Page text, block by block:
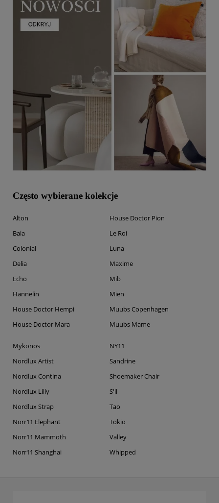
Często wybierane kolekcje
Alton
Bala
Colonial
Delia
Echo
Hannelin
House Doctor Hempi
House Doctor Mara
House Doctor Pion
Le Roi
Luna
Maxime
Mib
Mien
Muubs Copenhagen
Muubs Mame
Mykonos
Nordlux Artist
Nordlux Contina
Nordlux Lilly
Nordlux Strap
Norr11 Elephant
Norr11 Mammoth
Norr11 Shanghai
NY11
Sandrine
Shoemaker Chair
S'il
Tao
Tokio
Valley
Whipped